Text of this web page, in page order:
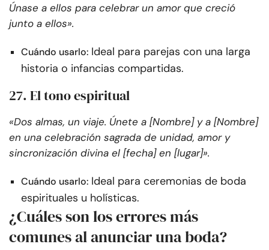
Únase a ellos para celebrar un amor que creció
junto a ellos».
Cuándo usarlo: Ideal para parejas con una larga
historia o infancias compartidas.
27. El tono espiritual
«Dos almas, un viaje. Únete a [Nombre] y a [Nombre]
en una celebración sagrada de unidad, amor y
sincronización divina el [fecha] en [lugar]».
Cuándo usarlo: Ideal para ceremonias de boda
espirituales u holísticas.
¿Cuáles son los errores más
comunes al anunciar una boda?